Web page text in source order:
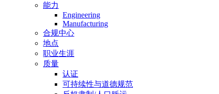
能力
Engineering
Manufacturing
合规中心
地点
职业生涯
质量
认证
可持续性与道德规范